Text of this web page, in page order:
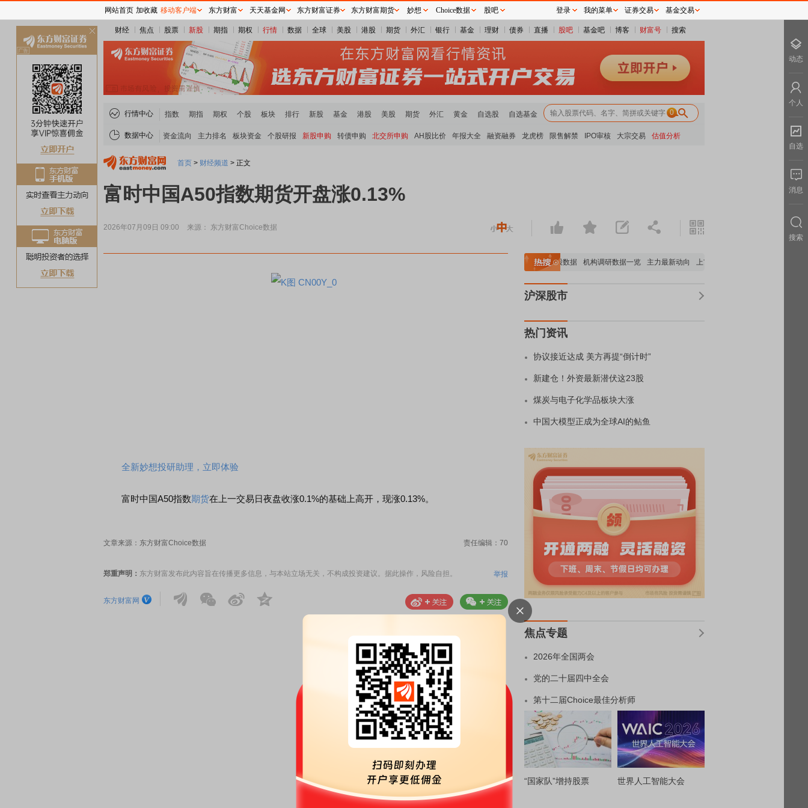
财经 焦点 股票 新股 期指 期权 行情 数据 全球 美股 港股 期货 外汇 银行 基金 理财 债券 直播 股吧 基金吧 博客 财富号 搜索
行情中心 指数 期指 期权 个股 板块 排行 新股 基金 港股 美股 期货 外汇 黄金 自选股 自选基金 0
数据中心 资金流向 主力排名 板块资金 个股研报 新股申购 转债申购 北交所申购 AH股比价 年报大全 融资融券 龙虎榜 限售解禁 IPO审核 大宗交易 估值分析
首页 > 财经频道 > 正文
富时中国A50指数期货开盘涨0.13%
2026年07月09日 09:00 来源： 东方财富Choice数据
全新妙想投研助理，立即体验
富时中国A50指数期货在上一交易日夜盘收涨0.1%的基础上高开，现涨0.13%。
文章来源：东方财富Choice数据 责任编辑：70
郑重声明： 东方财富发布此内容旨在传播更多信息，与本站立场无关，不构成投资建议。据此操作，风险自担。 举报
东方财富网
重要机构持股数据 机构调研数据一览 主力最新动向 上市公司限售股解禁一览
沪深股市
热门资讯
协议接近达成 美方再提“倒计时”
新建仓！外资最新潜伏这23股
煤炭与电子化学品板块大涨
中国大模型正成为全球AI的鲇鱼
焦点专题
2026年全国两会
党的二十届四中全会
第十二届Choice最佳分析师
“国家队”增持股票 世界人工智能大会
网站首页 加收藏 移动客户端 东方财富 天天基金网 东方财富证券 东方财富期货 妙想 Choice数据 股吧 登录 我的菜单 证券交易 基金交易
动态
个人
自选
消息
搜索
关